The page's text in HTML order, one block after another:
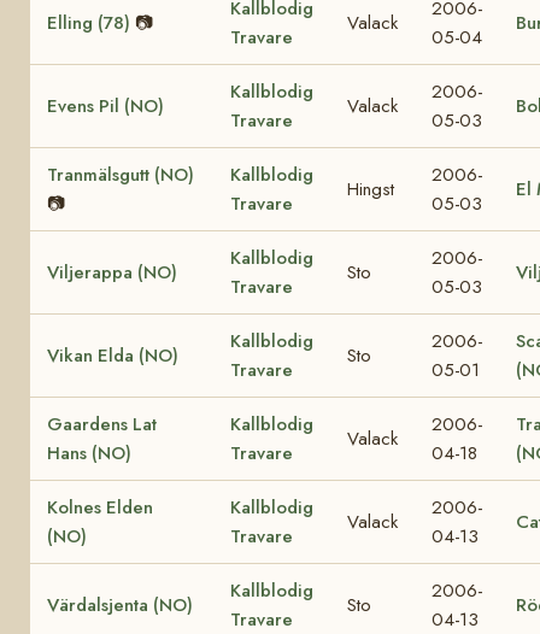
Elling (78) 📷
Kallblodig
Travare
Valack
2006-
05-04
Evens Pil (NO)
Kallblodig
Travare
Valack
2006-
05-03
Tranmälsgutt (NO)
📷
Kallblodig
Travare
Hingst
2006-
05-03
El
Viljerappa (NO)
Kallblodig
Travare
Sto
2006-
05-03
Vikan Elda (NO)
Kallblodig
Travare
Sto
2006-
05-01
Gaardens Lat
Hans (NO)
Kallblodig
Travare
Valack
2006-
04-18
Kolnes Elden
(NO)
Kallblodig
Travare
Valack
2006-
04-13
Värdalsjenta (NO)
Kallblodig
Travare
Sto
2006-
04-13